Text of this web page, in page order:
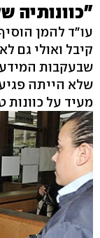
"כוונותיה
עו"ד להמן
קיבל ואולי גם
שבעקבות
שלא הייתה
מעיד על כוונות